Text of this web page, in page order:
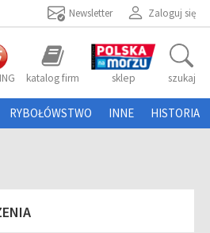
Zaloguj się
Newsletter
katalog firm sklep szukaj
RYBOŁÓWSTWO INNE HISTORIA